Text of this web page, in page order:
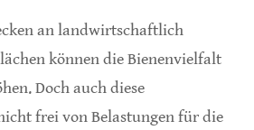
an landwirtschaftlich
können die Bienenvielfalt
Doch auch diese
frei von Belastungen für die